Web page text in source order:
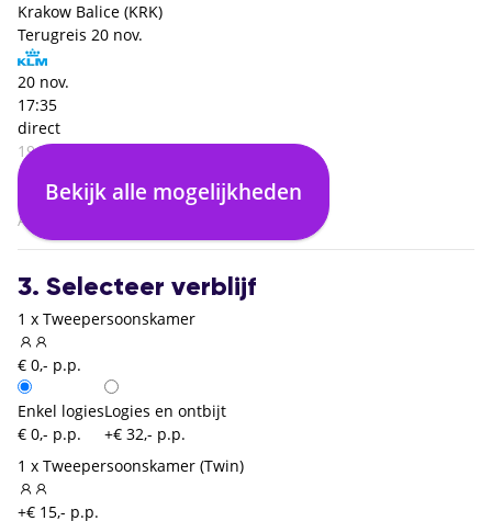
Krakow Balice (KRK)
Terugreis 20 nov.
20 nov.
17:35
direct
19:35
Krakow Balice (KRK)
02:00
Amsterdam (AMS)
Bekijk alle mogelijkheden
3. Selecteer verblijf
1 x Tweepersoonskamer
€ 0,- p.p.
Enkel logies
€ 0,- p.p.
Logies en ontbijt
+€ 32,- p.p.
1 x Tweepersoonskamer (Twin)
+€ 15,- p.p.